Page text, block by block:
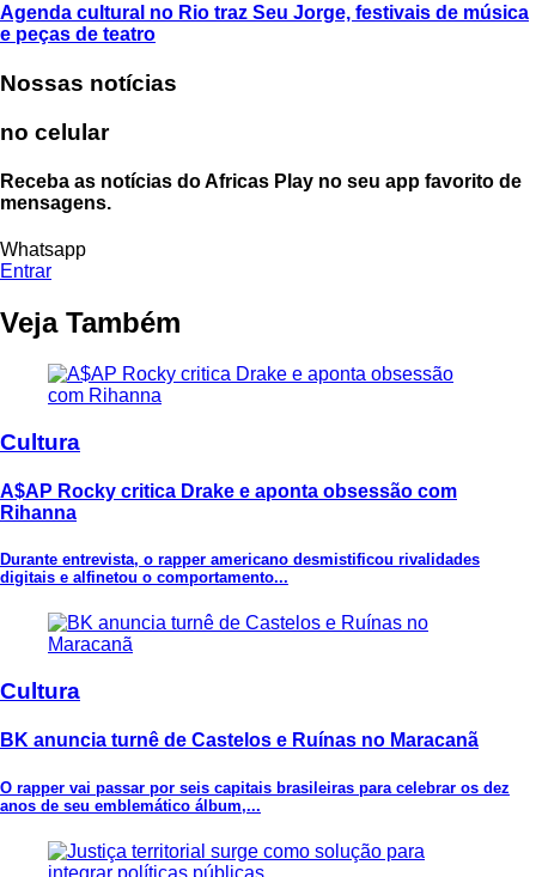
Agenda cultural no Rio traz Seu Jorge, festivais de música
e peças de teatro
Nossas notícias
no celular
Receba as notícias do Africas Play no seu app favorito de
mensagens.
Whatsapp
Entrar
Veja Também
Cultura
A$AP Rocky critica Drake e aponta obsessão com
Rihanna
Durante entrevista, o rapper americano desmistificou rivalidades
digitais e alfinetou o comportamento...
Cultura
BK anuncia turnê de Castelos e Ruínas no Maracanã
O rapper vai passar por seis capitais brasileiras para celebrar os dez
anos de seu emblemático álbum,...